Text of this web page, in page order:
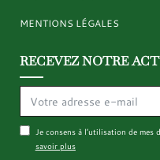
MENTIONS LÉGALES
RECEVEZ NOTRE
Je consens à l’utilisation de mes
savoir plus